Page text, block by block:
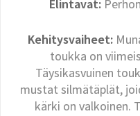
Elintavat:
Kehitysvaiheet:
toukka on
Täysikasvuinen
mustat silmätäplät,
kärki on valkoinen.